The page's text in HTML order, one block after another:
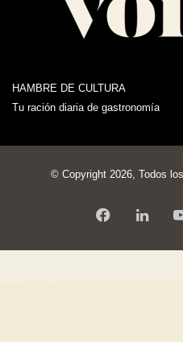
HAMBRE DE CULTURA
Tu ración diaria de gastronomía
© Copyright 2026, Todos